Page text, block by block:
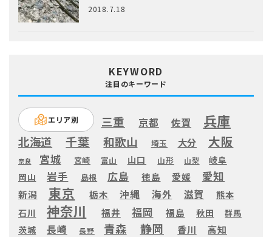
2018.7.18
KEYWORD
注目のキーワード
エリア別 三重 京都 佐賀 兵庫
北海道 千葉 和歌山 埼玉 大分 大阪
奈良 宮城 宮崎 富山 山口 山形 山梨
岐阜
岡山
岩手 島根 広島 徳島 愛媛 愛知
新潟 東京 栃木 沖縄 海外 滋賀
熊本
石川
神奈川 福井 福岡 福島 秋田 群馬
茨城 長崎 長野 青森 静岡 香川 高知